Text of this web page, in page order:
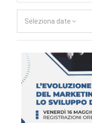
Seleziona date